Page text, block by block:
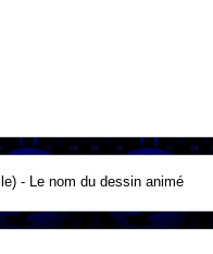
- Le nom du dessin animé